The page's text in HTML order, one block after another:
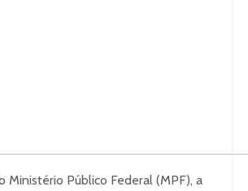
Ministério Público Federal (MPF), a